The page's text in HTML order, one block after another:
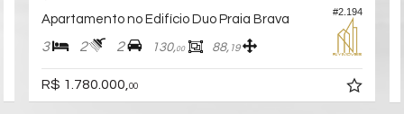
#2.194
Apartamento no Edifício Duo Praia Brava
3 2 2 130,00 88, 19
R$ 1.780.000,00